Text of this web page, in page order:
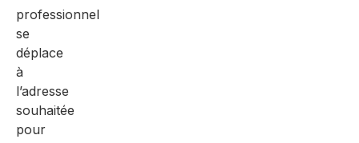
professionnel
se
déplace
à
l’adresse
souhaitée
pour